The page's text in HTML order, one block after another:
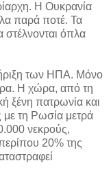
Η Ουκρανία
παρά ποτέ. Τα
όπλα
των ΗΠΑ. Μόνο
Η χώρα, από τη
ξένη πατρωνία και
με τη Ρωσία μετρά
νεκρούς,
20% της